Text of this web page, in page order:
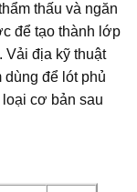
thấu và ngăn
để tạo thành lớp
Vải địa kỹ thuật
để lót phủ
cơ bản sau